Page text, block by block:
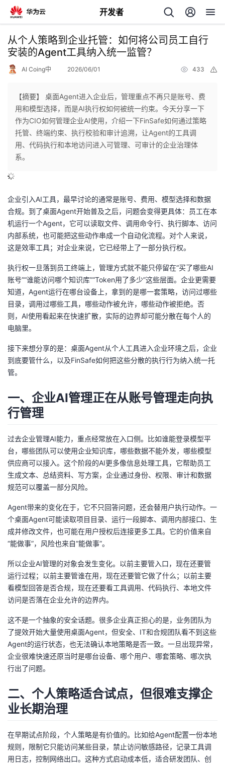
开发者
返
回
个
人
页
我
开
发
者
我
的
博
我
的
坛
我
圈
的
播
我
活
动
的
关
注
的
开
发
者
学
堂
的
程
我
认
证
的
实
验
我
的
收
藏
的
Programs
我
的
支
持
我
技
支
持
的
声
建
议
从个人策略到企业托管：如何将公司员工自行
安装的Agent工具纳入统一监管？
AI Coing中 2026/06/01 433
【摘要】 桌面Agent进入企业后，管理重点不再只是账号、费
用和模型选择，而是AI执行权如何被统一约束。今天分享一下
作为CIO如何管理企业AI使用，介绍一下FinSafe如何通过策略
托管、终端约束、执行校验和审计追溯，让Agent的工具调
用、代码执行和本地访问进入可管理、可审计的企业治理体
系。
企业引入AI工具，最早讨论的通常是账号、费用、模型选择和数据
合规。到了桌面Agent开始普及之后，问题会变得更具体：员工在本
机运行一个Agent，它可以读取文件、调用命令行、执行脚本、访问
内部系统，也可能把这些动作串成一个自动化流程。对个人来说，
这是效率工具；对企业来说，它已经带上了一部分执行权。
执行权一旦落到员工终端上，管理方式就不能只停留在“买了哪些AI
账号”“谁能访问哪个知识库”“Token用了多少”这些层面。企业更需要
知道，Agent运行在哪台设备上，拿到的是哪一套策略，访问过哪些
目录，调用过哪些工具，哪些动作被允许，哪些动作被拒绝。否
则，AI使用看起来在快速扩散，实际的边界却可能分散在每个人的
电脑里。
接下来想分享的是：桌面Agent从个人工具进入企业环境之后，企业
到底要管什么，以及FinSafe如何把这些分散的执行行为纳入统一托
管。
一、企业AI管理正在从账号管理走向执
行管理
过去企业管理AI能力，重点经常放在入口侧。比如谁能登录模型平
台，哪些团队可以使用企业知识库，哪些数据不能外发，哪些模型
供应商可以接入。这个阶段的AI更多像信息处理工具，它帮助员工
生成文本、总结资料、写方案，企业通过身份、权限、审计和数据
规范可以覆盖一部分风险。
Agent带来的变化在于，它不只回答问题，还会替用户执行动作。一
个桌面Agent可能读取项目目录、运行一段脚本、调用内部接口、生
成并修改文件，也可能在用户授权后连接更多工具。它的价值来自
“能做事”，风险也来自“能做事”。
所以企业AI管理的对象会发生变化。以前主要管入口，现在还要管
运行过程；以前主要管谁在用，现在还要管它做了什么；以前主要
看模型回答是否合规，现在还要看工具调用、代码执行、本地文件
访问是否落在企业允许的边界内。
这不是一个抽象的安全话题。很多企业真正担心的是，业务团队为
了提效开始大量使用桌面Agent，但安全、IT和合规团队看不到这些
Agent的运行状态，也无法确认本地策略是否一致。一旦出现异常，
企业很难快速还原当时是哪台设备、哪个用户、哪套策略、哪次执
行出了问题。
二、个人策略适合试点，但很难支撑企
业长期治理
在早期试点阶段，个人策略是有价值的。比如给Agent配置一份本地
规则，限制它只能访问某些目录，禁止访问敏感路径，记录工具调
用日志，控制网络出口。这种方式启动成本低，适合研发团队、创